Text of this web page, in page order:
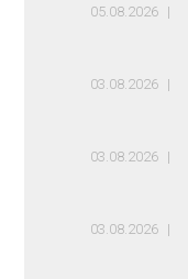
05.08.2026
03.08.2026
03.08.2026
03.08.2026